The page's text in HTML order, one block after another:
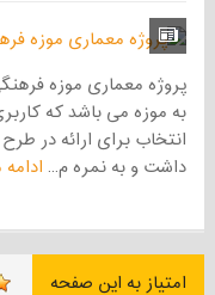
پروژه معماری موزه
به موزه می باشد که
داشت و به نمره م...
امتیاز به این صفحه